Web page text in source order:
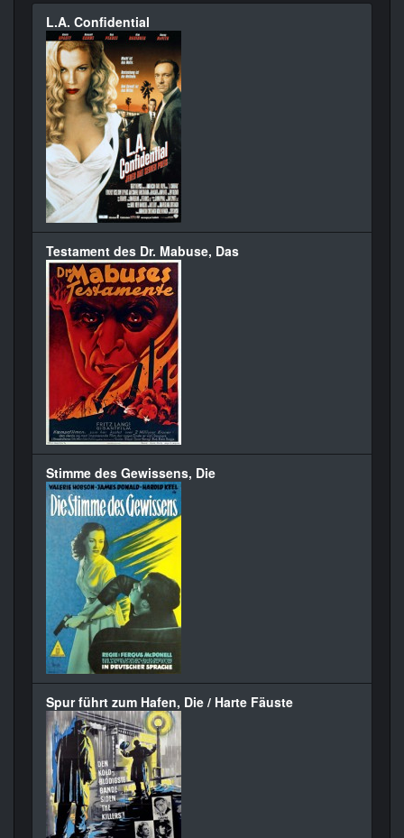
L.A. Confidential
Testament des Dr. Mabuse, Das
Stimme des Gewissens, Die
Spur führt zum Hafen, Die / Harte Fäuste